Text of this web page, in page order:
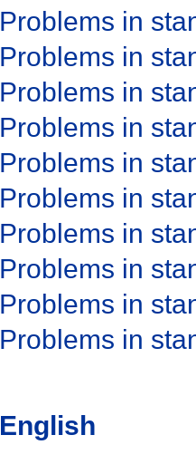
Problems in
Problems in
Problems in
Problems in
Problems in
Problems in
Problems in
Problems in
Problems in
Problems in
English